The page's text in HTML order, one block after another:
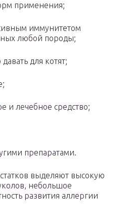
применения;
иммунитетом
любой породы;
для котят;
и лечебное средство;
препаратами.
выделяют высокую
небольшое
развития аллергии